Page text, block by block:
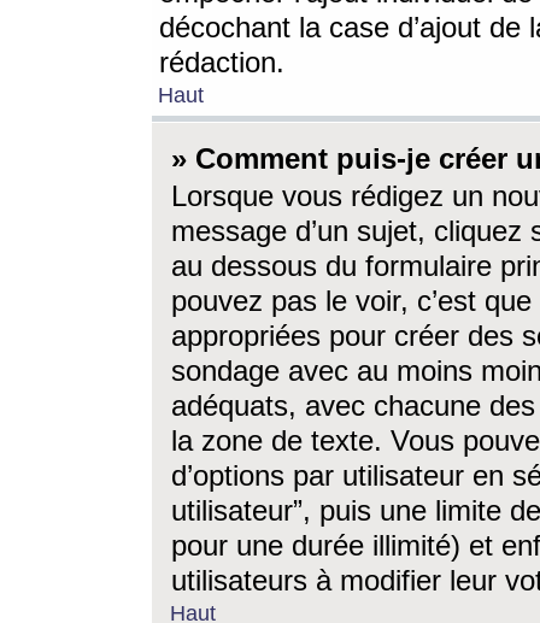
décochant la case d’ajout
rédaction.
Haut
» Comment puis-je créer
Lorsque vous rédigez un
message d’un sujet, cliquez
au dessous du formulaire
pouvez pas le voir, c’est
appropriées pour créer des
sondage avec au moins
adéquats, avec chacune
la zone de texte. Vous
d’options par utilisateur en
utilisateur”, puis une limite
pour une durée illimité) et
utilisateurs à modifier leur
Haut